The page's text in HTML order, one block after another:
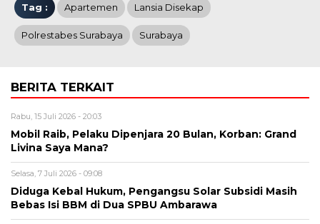
Tag : Apartemen Lansia Disekap
Polrestabes Surabaya Surabaya
BERITA TERKAIT
Rabu, 15 Juli 2026 - 20:03
Mobil Raib, Pelaku Dipenjara 20 Bulan, Korban: Grand
Livina Saya Mana?
Selasa, 7 Juli 2026 - 09:08
Diduga Kebal Hukum, Pengangsu Solar Subsidi Masih
Bebas Isi BBM di Dua SPBU Ambarawa